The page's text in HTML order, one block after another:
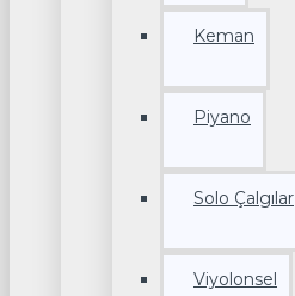
Keman
Piyano
Solo Çalgılar
Viyolonsel